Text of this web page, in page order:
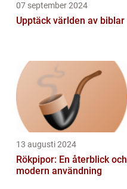
07 september 2024
Upptäck världen av biblar
13 augusti 2024
Rökpipor: En återblick och
modern användning